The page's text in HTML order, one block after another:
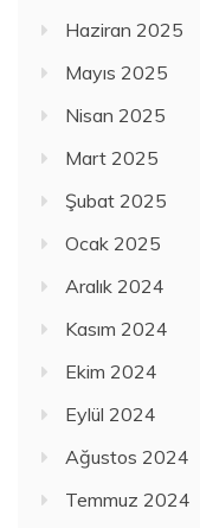
Haziran 2025
Mayıs 2025
Nisan 2025
Mart 2025
Şubat 2025
Ocak 2025
Aralık 2024
Kasım 2024
Ekim 2024
Eylül 2024
Ağustos 2024
Temmuz 2024